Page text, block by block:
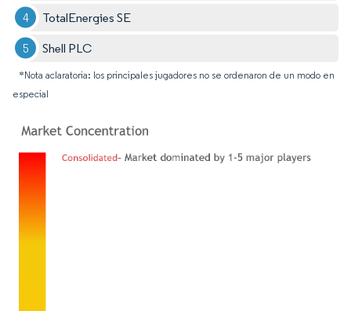
TotalEnergies SE
Shell PLC
*Nota aclaratoria: los principales jugadores no se ordenaron de un modo en
especial